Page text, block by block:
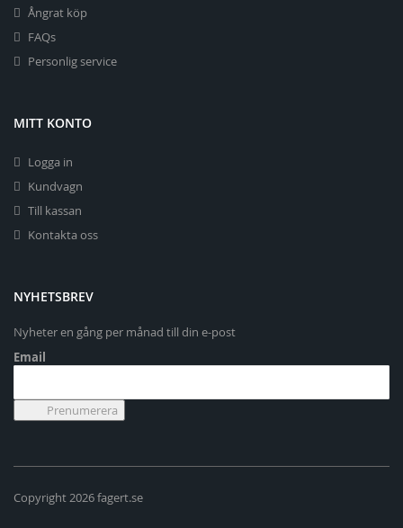
Ångrat köp
FAQs
Personlig service
MITT KONTO
Logga in
Kundvagn
Till kassan
Kontakta oss
NYHETSBREV
Nyheter en gång per månad till din e-post
Email
Copyright 2026 fagert.se